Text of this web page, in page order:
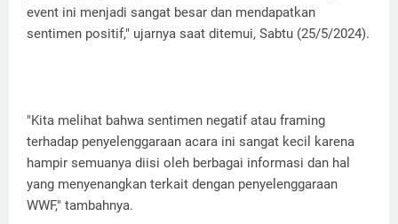
event ini menjadi sangat besar dan mendapatkan
sentimen positif," ujarnya saat ditemui, Sabtu (25/5/2024).
"Kita melihat bahwa sentimen negatif atau framing
terhadap penyelenggaraan acara ini sangat kecil karena
hampir semuanya diisi oleh berbagai informasi dan hal
yang menyenangkan terkait dengan penyelenggaraan
WWF," tambahnya.